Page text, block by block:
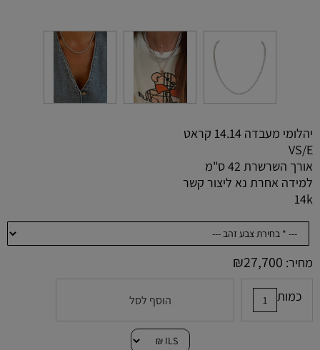
יהלומי מעבדה 14.14 קראט
VS/E
אורך השרשרת 42 ס"מ
למידה אחרת נא ליצור קשר
14k
מחיר: ₪27,700
כמות הוסף לסל